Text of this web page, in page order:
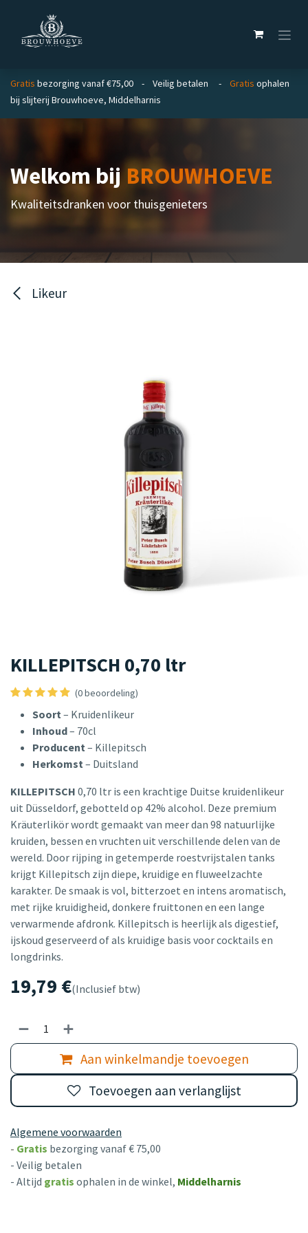
Gratis bezorging vanaf €75,00 - Veilig betalen - Gratis ophalen
bij slijterij Brouwhoeve, Middelharnis
Welkom bijBROUWHOEVE
Kwaliteitsdranken voor thuisgenieters
Likeur
KILLEPITSCH 0,70 ltr
(0 beoordeling)
Soort– Kruidenlikeur
Inhoud– 70cl
Producent– Killepitsch
Herkomst– Duitsland
KILLEPITSCH 0,70 ltr is een krachtige Duitse kruidenlikeur
uit Düsseldorf, gebotteld op 42% alcohol. Deze premium
Kräuterlikör wordt gemaakt van meer dan 98 natuurlijke
kruiden, bessen en vruchten uit verschillende delen van de
wereld. Door rijping in getemperde roestvrijstalen tanks
krijgt Killepitsch zijn diepe, kruidige en fluweelzachte
karakter. De smaak is vol, bitterzoet en intens aromatisch,
met rijke kruidigheid, donkere fruittonen en een lange
verwarmende afdronk. Killepitsch is heerlijk als digestief,
ijskoud geserveerd of als kruidige basis voor cocktails en
longdrinks.
19,79 €(Inclusief btw)
Aan winkelmandje toevoegen
Toevoegen aan verlanglijst
Algemene voorwaarden
- Gratis bezorging vanaf € 75,00
- Veilig betalen
- Altijd gratis ophalen in de winkel, Middelharnis